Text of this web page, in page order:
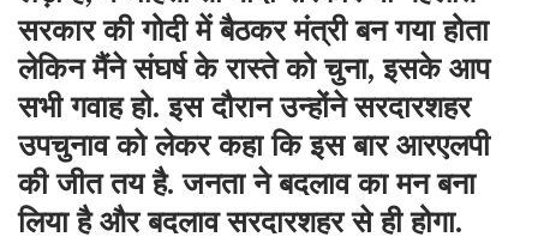
सरकार की गोदी में बैठकर मंत्री बन गया होता
लेकिन मैंने संघर्ष के रास्ते को चुना, इसके आप
सभी गवाह हो. इस दौरान उन्होंने सरदारशहर
उपचुनाव को लेकर कहा कि इस बार आरएलपी
की जीत तय है. जनता ने बदलाव का मन बना
लिया है और बदलाव सरदारशहर से ही होगा.